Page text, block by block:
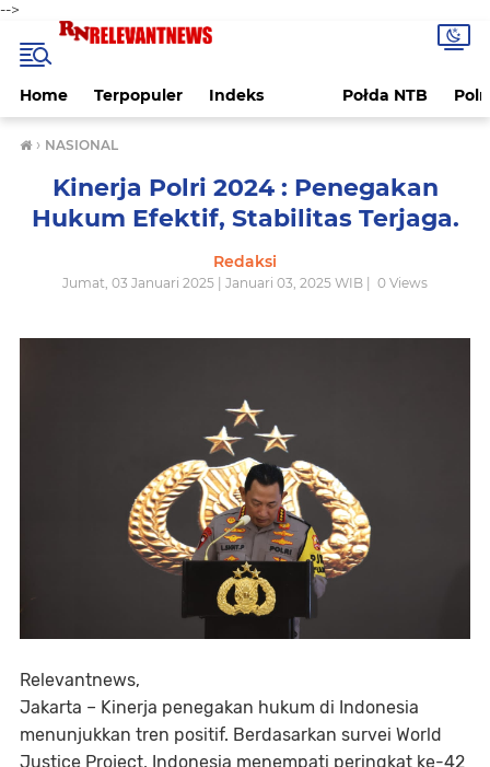
-->
Home Terpopuler Indeks Połda NTB
› NASIONAL
Kinerja Polri 2024 : Penegakan
Hukum Efektif, Stabilitas Terjaga.
Redaksi
Jumat, 03 Januari 2025 | Januari 03, 2025 WIB | 0 Views
Relevantnews,
Jakarta – Kinerja penegakan hukum di Indonesia
menunjukkan tren positif. Berdasarkan survei World
Justice Project, Indonesia menempati peringkat ke-42